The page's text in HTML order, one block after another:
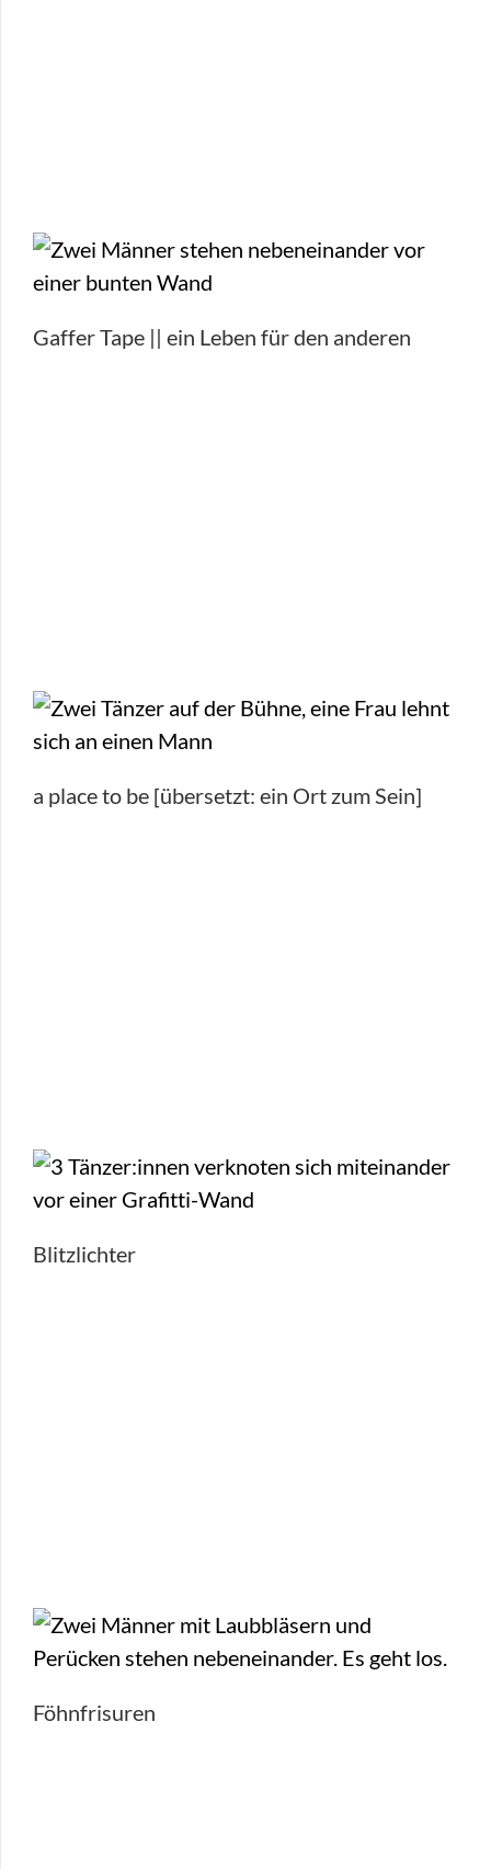
Gaffer Tape || ein Leben für den anderen
a place to be [übersetzt: ein Ort zum Sein]
Blitzlichter
Föhnfrisuren